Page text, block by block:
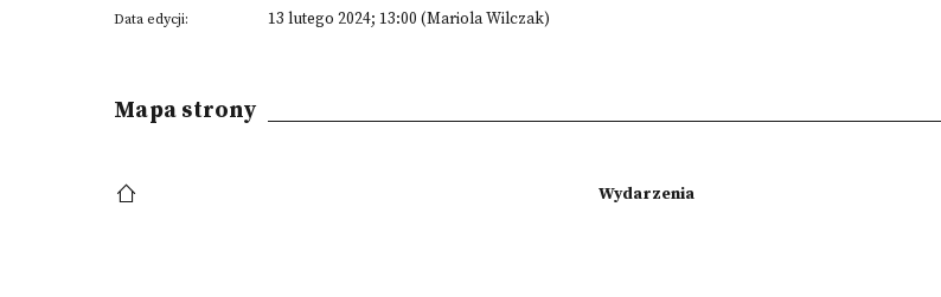
Data edycji: 13 lutego 2024; 13:00 (Mariola Wilczak)
Mapa strony
Wydarzenia